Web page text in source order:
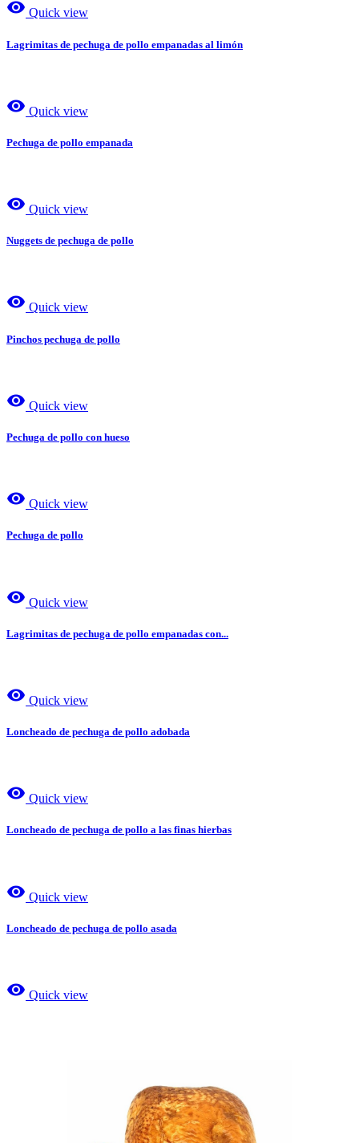
visibility Quick view
Lagrimitas de pechuga de pollo empanadas al limón
visibility Quick view
Pechuga de pollo empanada
visibility Quick view
Nuggets de pechuga de pollo
visibility Quick view
Pinchos pechuga de pollo
visibility Quick view
Pechuga de pollo con hueso
visibility Quick view
Pechuga de pollo
visibility Quick view
Lagrimitas de pechuga de pollo empanadas con...
visibility Quick view
Loncheado de pechuga de pollo adobada
visibility Quick view
Loncheado de pechuga de pollo a las finas hierbas
visibility Quick view
Loncheado de pechuga de pollo asada
visibility Quick view